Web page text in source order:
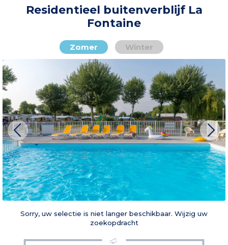
Residentieel buitenverblijf La
Fontaine
Zomer Winter
Sorry, uw selectie is niet langer beschikbaar. Wijzig uw
zoekopdracht